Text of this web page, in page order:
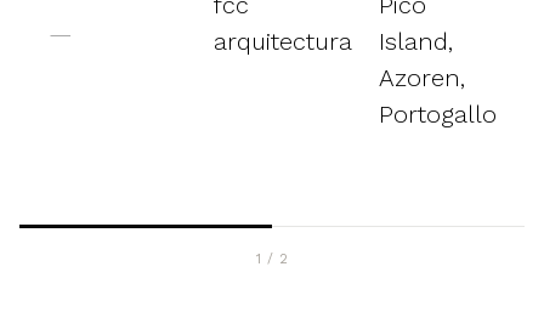
—
arquitectura
Island,
Azoren,
Portogallo
1 / 2